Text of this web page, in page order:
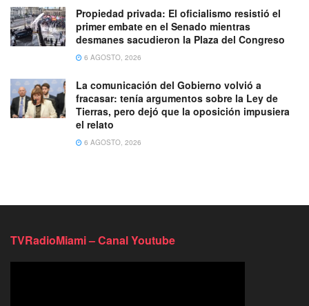
Propiedad privada: El oficialismo resistió el
primer embate en el Senado mientras
desmanes sacudieron la Plaza del Congreso
6 AGOSTO, 2026
La comunicación del Gobierno volvió a
fracasar: tenía argumentos sobre la Ley de
Tierras, pero dejó que la oposición impusiera
el relato
6 AGOSTO, 2026
TVRadioMiami – Canal Youtube